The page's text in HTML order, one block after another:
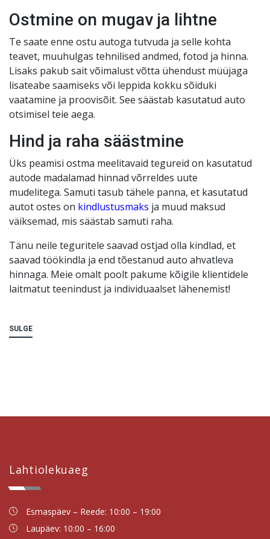
Ostmine on mugav ja lihtne
Te saate enne ostu autoga tutvuda ja selle kohta
teavet, muuhulgas tehnilised andmed, fotod ja hinna.
Lisaks pakub sait võimalust võtta ühendust müüjaga
lisateabe saamiseks või leppida kokku sõiduki
vaatamine ja proovisõit. See säästab kasutatud auto
otsimisel teie aega.
Hind ja raha säästmine
Üks peamisi ostma meelitavaid tegureid on kasutatud
autode madalamad hinnad võrreldes uute
mudelitega. Samuti tasub tähele panna, et kasutatud
autot ostes on kindlustusmaks ja muud maksud
väiksemad, mis säästab samuti raha.
Tänu neile teguritele saavad ostjad olla kindlad, et
saavad töökindla ja end tõestanud auto ahvatleva
hinnaga. Meie omalt poolt pakume kõigile klientidele
laitmatut teenindust ja individuaalset lähenemist!
SULGE
Lahtiolekuaeg
Esmaspäev – Reede: 10:00 – 19:00
Laupäev: 10:00 – 16:00